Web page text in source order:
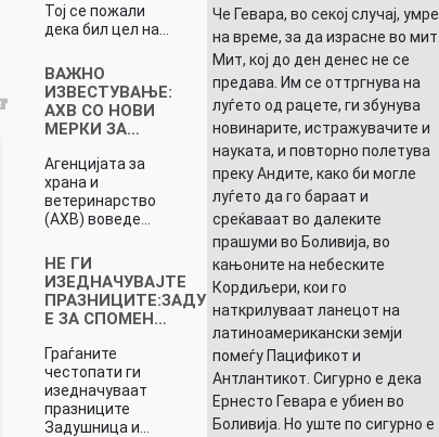
Тој се пожали
дека бил цел на…
ВАЖНО
ИЗВЕСТУВАЊЕ:
АХВ СО НОВИ
МЕРКИ ЗА…
Агенцијата за
храна и
ветеринарство
(АХВ) воведе…
НЕ ГИ
ИЗЕДНАЧУВАЈТЕ
ПРАЗНИЦИТЕ:ЗАДУШНИЦАТА
Е ЗА СПОМЕН…
Граѓаните
честопати ги
изедначуваат
празниците
Задушница и…
Че Гевара, во секој случај, умре
на време, за да израсне во мит.
Мит, кој до ден денес не се
предава. Им се оттргнува на
луѓето од рацете, ги збунува
новинарите, истражувачите и
науката, и повторно полетува
преку Андите, како би могле
луѓето да го бараат и
среќаваат во далеките
прашуми во Боливија, во
кањоните на небеските
Кордиљери, кои го
наткрилуваат ланецот на
латиноамерикански земји
помеѓу Пацификот и
Антлантикот. Сигурно е дека
Ернесто Гевара е убиен во
Боливија. Но уште по сигурно е